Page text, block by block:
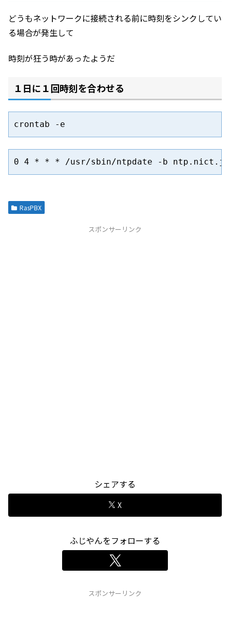
どうもネットワークに接続される前に時刻をシンクしてい
る場合が発生して
時刻が狂う時があったようだ
１日に１回時刻を合わせる
RasPBX
スポンサーリンク
シェアする
X
ふじやんをフォローする
スポンサーリンク